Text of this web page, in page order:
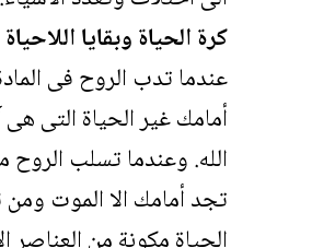
كرة الحياة وبقايا اللاحياة
عندما تدب الروح فى
أمامك غير الحياة التى
الله. وعندما تسلب الروح
تجد أمامك الا الموت ومن